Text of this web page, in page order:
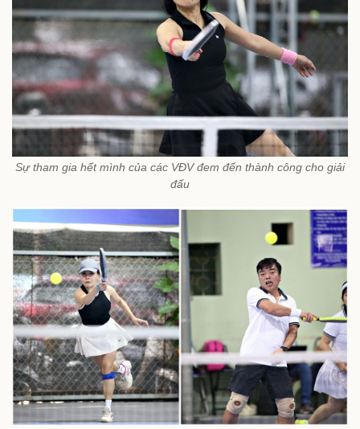
Sự tham gia hết mình của các VĐV đem đến thành công cho giải
đấu